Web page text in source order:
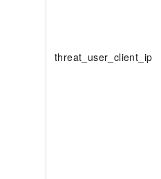
threat_user_client_ip